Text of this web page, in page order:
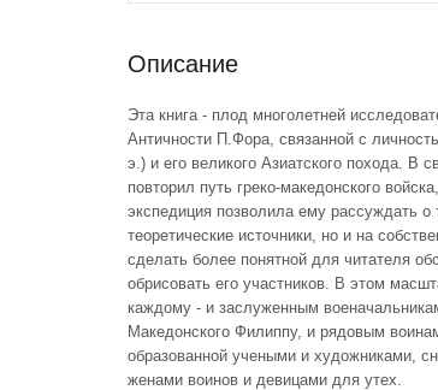
Описание
Эта книга - плод многолетней
Античности П.Фора, связанной с
э.) и его великого Азиатского похода.
повторил путь греко-македонского
экспедиция позволила ему рассуждать о
теоретические источники, но и на
сделать более понятной для читателя
обрисовать его участников. В этом
каждому - и заслуженным
Македонского Филиппу, и рядовым
образованной учеными и художниками,
женами воинов и девицами для утех.